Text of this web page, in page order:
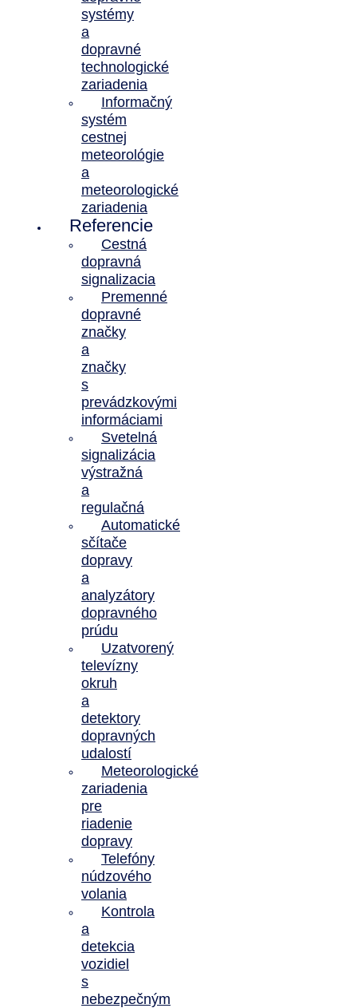
systémy
a
dopravné
technologické
zariadenia
Informačný
systém
cestnej
meteorológie
a
meteorologické
zariadenia
Referencie
Cestná
dopravná
signalizacia
Premenné
dopravné
značky
a
značky
s
prevádzkovými
informáciami
Svetelná
signalizácia
výstražná
a
regulačná
Automatické
sčítače
dopravy
a
analyzátory
dopravného
prúdu
Uzatvorený
televízny
okruh
a
detektory
dopravných
udalostí
Meteorologické
zariadenia
pre
riadenie
dopravy
Telefóny
núdzového
volania
Kontrola
a
detekcia
vozidiel
s
nebezpečným